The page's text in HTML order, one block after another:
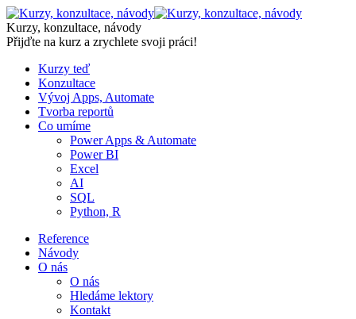
Skip
to
content
Kurzy, konzultace, návody
Přijďte na kurz a zrychlete svoji práci!
Kurzy teď
Konzultace
Vývoj Apps, Automate
Tvorba reportů
Co umíme
Power Apps & Automate
Power BI
Excel
AI
SQL
Python, R
Reference
Návody
O nás
O nás
Hledáme lektory
Kontakt